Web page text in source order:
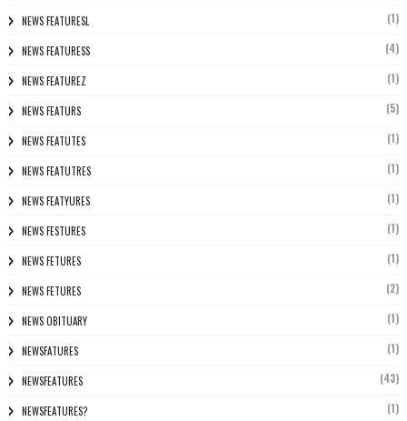
NEWS FEATURESL (1)
NEWS FEATURESS (4)
NEWS FEATUREZ (1)
NEWS FEATURS (5)
NEWS FEATUTES (1)
NEWS FEATUTRES (1)
NEWS FEATYURES (1)
NEWS FESTURES (1)
NEWS FETURES (1)
NEWS FETURES (2)
NEWS OBITUARY (1)
NEWSFATURES (1)
NEWSFEATURES (43)
NEWSFEATURES? (1)